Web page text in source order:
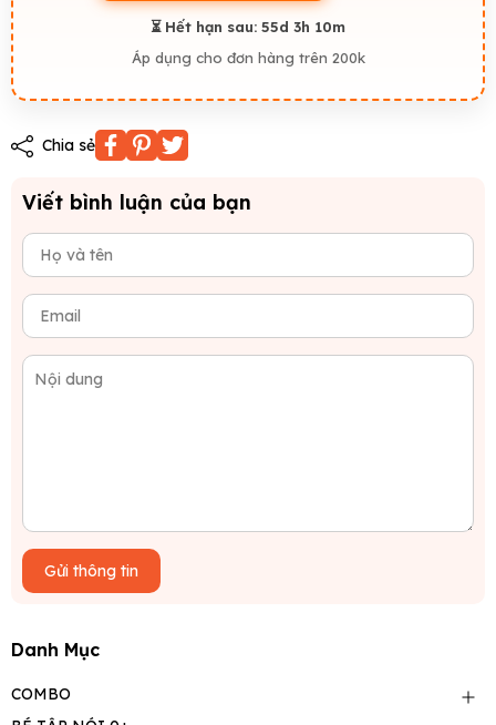
⏳ Hết hạn sau: 55d 3h 10m
Áp dụng cho đơn hàng trên 200k
Chia sẻ
Viết bình luận của bạn
Gửi thông tin
Danh Mục
COMBO